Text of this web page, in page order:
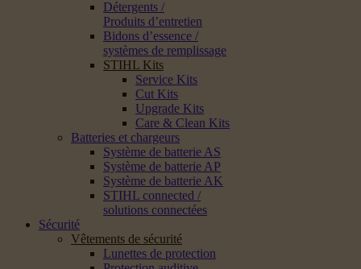
Détergents /
Produits d’entretien
Bidons d’essence /
systèmes de remplissage
STIHL Kits
Service Kits
Cut Kits
Upgrade Kits
Care & Clean Kits
Batteries et chargeurs
Système de batterie AS
Système de batterie AP
Système de batterie AK
STIHL connected /
solutions connectées
Sécurité
Vêtements de sécurité
Lunettes de protection